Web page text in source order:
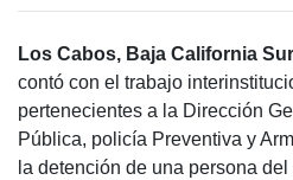
Los Cabos, Baja California
contó con el trabajo
pertenecientes a la Dirección
Pública, policía Preventiva y
la detención de una persona